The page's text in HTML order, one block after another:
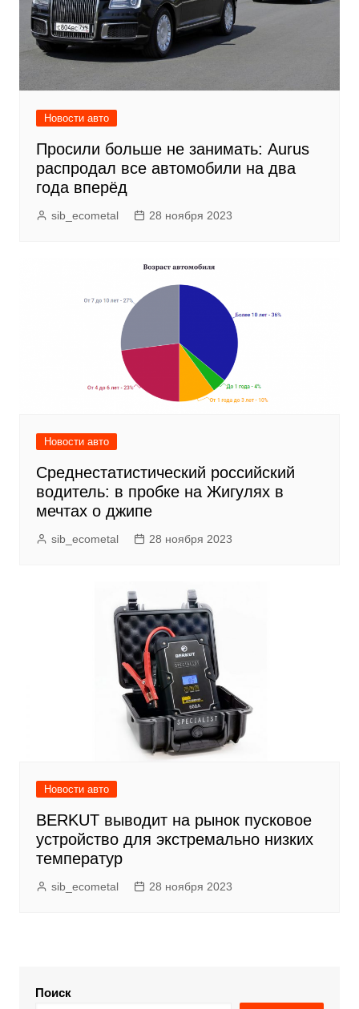
Новости авто
Просили больше не занимать: Aurus
распродал все автомобили на два
года вперёд
sib_ecometal 28 ноября 2023
Новости авто
Среднестатистический российский
водитель: в пробке на Жигулях в
мечтах о джипе
sib_ecometal 28 ноября 2023
Новости авто
BERKUT выводит на рынок пусковое
устройство для экстремально низких
температур
sib_ecometal 28 ноября 2023
Поиск